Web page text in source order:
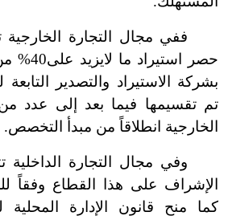
حصر استيراد ما لا
يزيد
بشركة الاستيراد والتصدير التابعة
تم تقسيمها فيما بعد إلى عدد
الخارجية انطلاقاً من مبدأ التخصص.
وفي مجال التجارة الداخلية
الإشراف على هذا القطاع وفقاً